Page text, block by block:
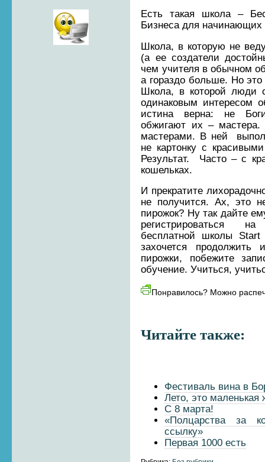
Есть такая школа –
Бизнеса для начинающих
Школа, в которую не
(а ее создатели
чем учителя в обычном
а гораздо больше. Но
Школа, в которой люди
одинаковым интересом
истина верна: не
обжигают их – мастера.
мастерами. В ней
не картонку с
Результат. Часто – с
кошельках.
И прекратите
не получится. Ах, это
пирожок? Ну так дайте
регистрироваться
бесплатной школы
захочется
пирожки, побежите
обучение. Учиться,
Понравилось? Можно
Читайте также:
Фестиваль вина в
Лето, это маленькая
С 8 марта!
«Полцарства за
ссылку»
Первая 1000 есть